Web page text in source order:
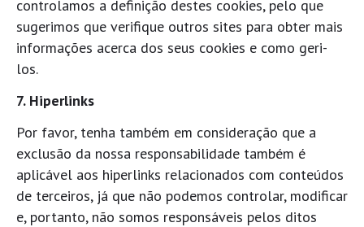
controlamos a definição destes cookies, pelo que
sugerimos que verifique outros sites para obter mais
informações acerca dos seus cookies e como geri-
los.
7. Hiperlinks
Por favor, tenha também em consideração que a
exclusão da nossa responsabilidade também é
aplicável aos hiperlinks relacionados com conteúdos
de terceiros, já que não podemos controlar, modificar
e, portanto, não somos responsáveis pelos ditos